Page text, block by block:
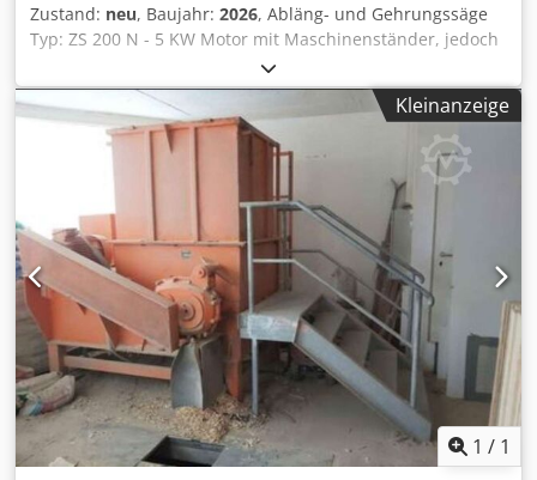
Zustand: neu, Baujahr: 2026, Abläng- und Gehrungssäge
Typ: ZS 200 N - 5 KW Motor mit Maschinenständer, jedoch
ohne Sägeblatt Maschine über Handrad und
Schneckengetriebe (hinten) Neigbar Sägeblattdurchmesser
520 mm, Sägeblattaufnahmebohrung 50 mm
Sägeblattdrehzahl: 2800 U/min 400 volt / 5 KW (S6/40%)
Motor mit Bremse u. Automat. Sterndreieck-
Motorschaltung Schnittbreite bei 90Grad: 420 mm
Schnittbreite bei 45Grad: geschwenkt: 295 mm
Schnitthöhe bei 90Grad: 200 mm Schnitthöhe bei 45Grad
geneigt: 140 mm Dsdsi Dfidepfx Altjck Säge lässt sich
einseitig bis ca. 25 Grad auf spitze Winkel schwenken und
nach links bis 30 Grad flach neigen Maschinengestickt: ca.
250 kg Standort: Ab Lager 54634 Bitburg - sofort verfügbar
-
Kleinanzeige
1 / 1